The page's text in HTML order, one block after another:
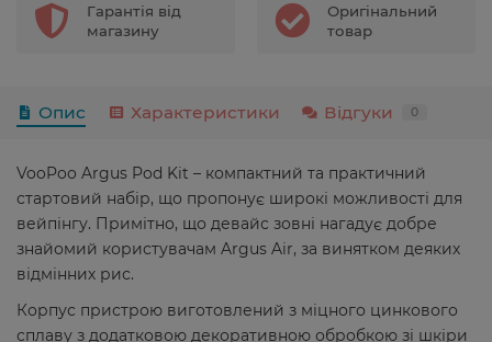
Гарантія від
магазину
Оригінальний
товар
Опис Характеристики Відгуки 0
VooPoo Argus Pod Kit – компактний та практичний
стартовий набір, що пропонує широкі можливості для
вейпінгу. Примітно, що девайс зовні нагадує добре
знайомий користувачам Argus Air, за винятком деяких
відмінних рис.
Корпус пристрою виготовлений з міцного цинкового
сплаву з додатковою декоративною обробкою зі шкіри